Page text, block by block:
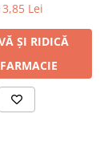
Lei
ȘI RIDICĂ